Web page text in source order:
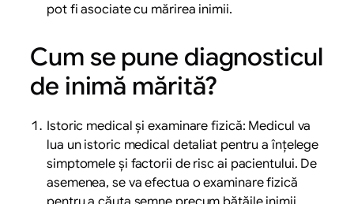
pot fi asociate cu mărirea inimii.
Cum se pune diagnosticul
de inimă mărită?
Istoric medical și examinare fizică: Medicul va
lua un istoric medical detaliat pentru a înțelege
simptomele și factorii de risc ai pacientului. De
asemenea, se va efectua o examinare fizică